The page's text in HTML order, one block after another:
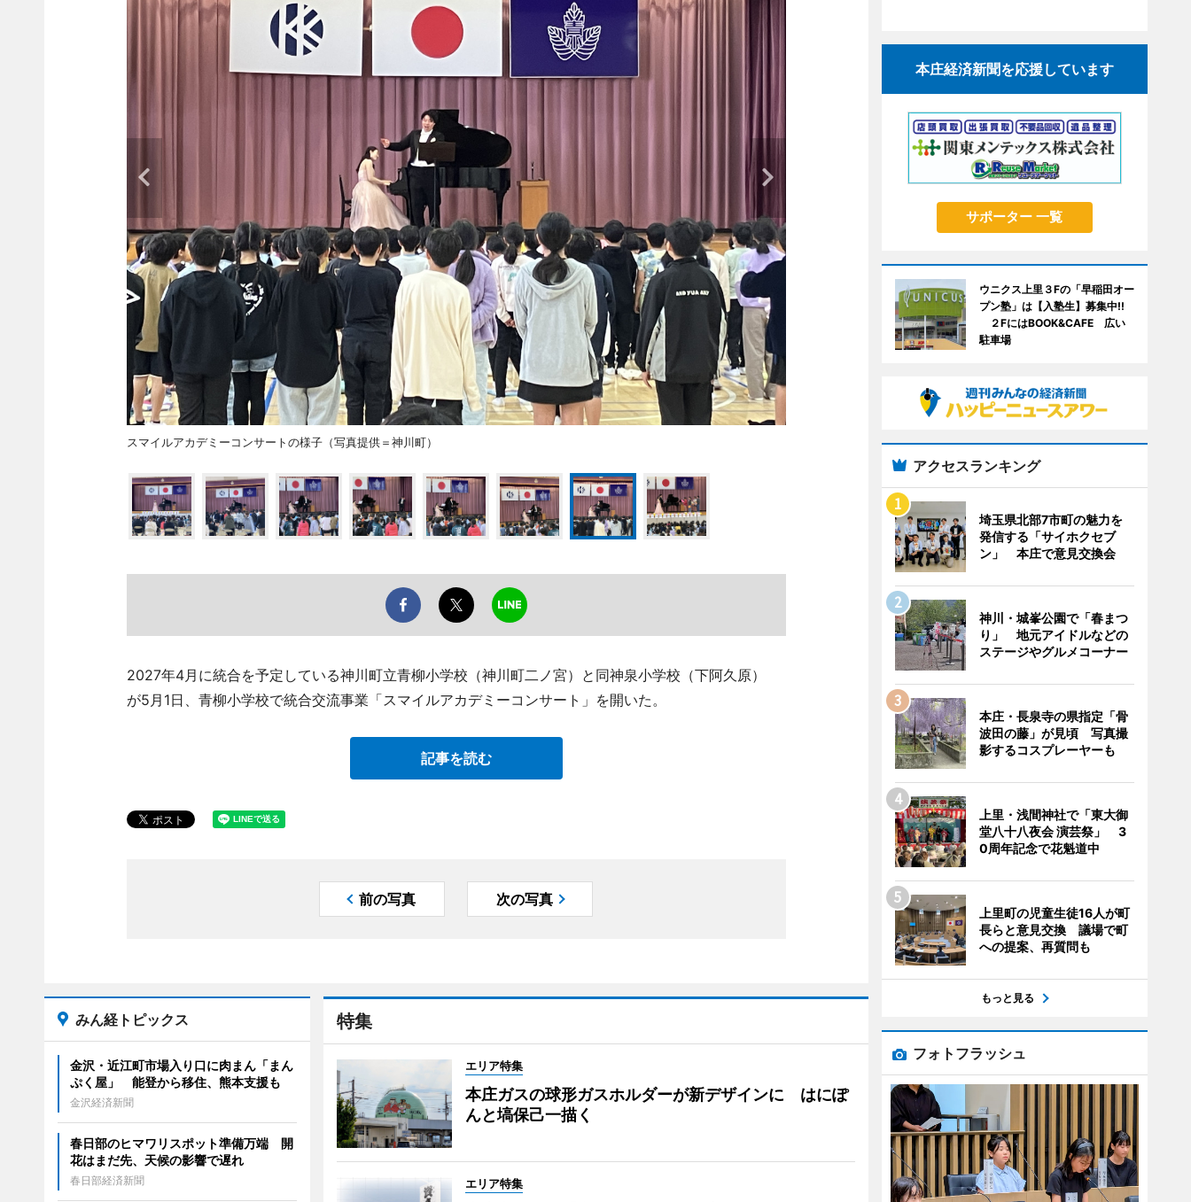
スマイルアカデミーコンサートの様子（写真提供＝神川町）
2027年4月に統合を予定している神川町立青柳小学校（神川町二ノ宮）と同神泉小学校（下阿久原）
が5月1日、青柳小学校で統合交流事業「スマイルアカデミーコンサート」を開いた。
記事を読む
前の写真 次の写真
特集
エリア特集
本庄ガスの球形ガスホルダーが新デザインに はにぽ
んと塙保己一描く
エリア特集
みん経トピックス
金沢・近江町市場入り口に肉まん「まん
ぷく屋」 能登から移住、熊本支援も
金沢経済新聞
春日部のヒマワリスポット準備万端 開
花はまだ先、天候の影響で遅れ
春日部経済新聞
本庄経済新聞を応援しています
サポーター 一覧
ウニクス上里３Fの「早稲田オー
プン塾」は【入塾生】募集中!!
２FにはBOOK&CAFE 広い
駐車場
アクセスランキング
埼玉県北部7市町の魅力を
発信する「サイホクセブ
ン」 本庄で意見交換会
神川・城峯公園で「春まつ
り」 地元アイドルなどの
ステージやグルメコーナー
本庄・長泉寺の県指定「骨
波田の藤」が見頃 写真撮
影するコスプレーヤーも
上里・浅間神社で「東大御
堂八十八夜会 演芸祭」 3
0周年記念で花魁道中
上里町の児童生徒16人が町
長らと意見交換 議場で町
への提案、再質問も
もっと見る
フォトフラッシュ